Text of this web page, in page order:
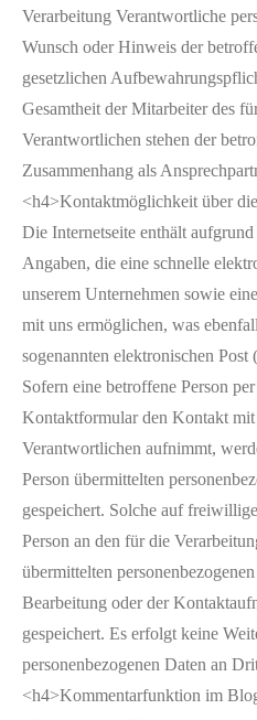
Verarbeitung Verantwortliche
Wunsch oder Hinweis der
gesetzlichen
Gesamtheit der Mitarbeiter des
Verantwortlichen stehen der
Zusammenhang als
<h4>Kontaktmöglichkeit über
Die Internetseite enthält
Angaben, die eine schnelle
unserem Unternehmen sowie
mit uns ermöglichen, was
sogenannten elektronischen
Sofern eine betroffene Person
Kontaktformular den Kontakt
Verantwortlichen aufnimmt,
Person übermittelten
gespeichert. Solche auf
Person an den für die
übermittelten
Bearbeitung oder der
gespeichert. Es erfolgt keine
personenbezogenen Daten an
<h4>Kommentarfunktion im